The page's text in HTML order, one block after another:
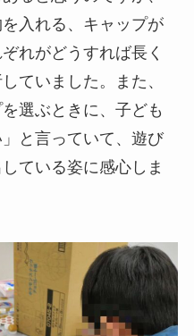
入れる、キャップが
れがどうすれば長く
ていました。また、
選ぶときに、子ども
と言っていて、遊び
ている姿に感心しま